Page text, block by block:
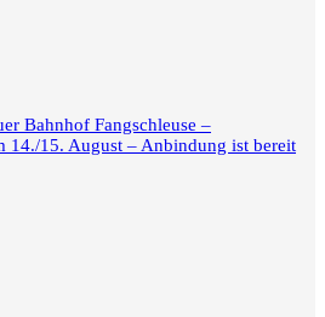
Bahnhof Fangschleuse –
14./15. August – Anbindung ist bereit